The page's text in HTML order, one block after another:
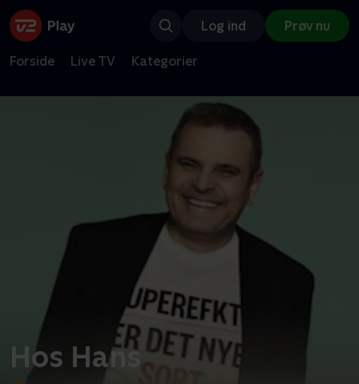
Log ind Prøv nu
Forside Live TV Kategorier
Hos Hans